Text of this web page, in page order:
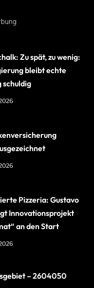
Zu spät, zu wenig:
bleibt echte
schuldig
Pizzeria: Gustavo
Innovationsprojekt
an den Start
– 2604050